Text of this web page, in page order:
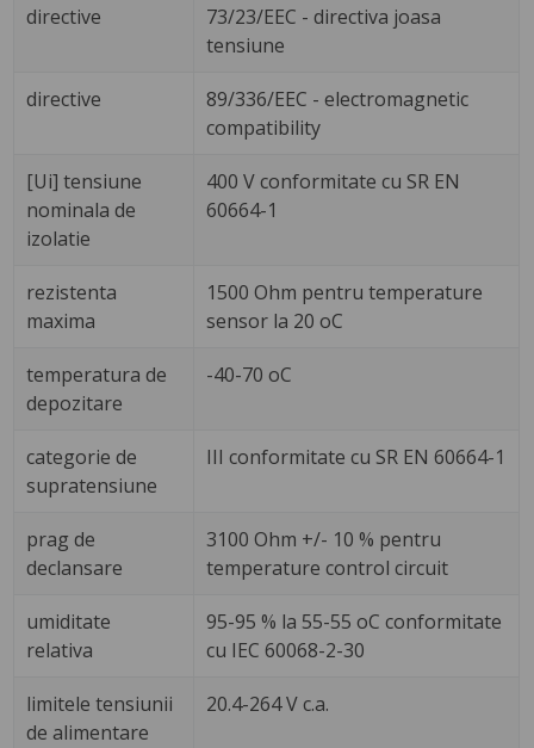
directive
73/23/EEC - directiva joasa
tensiune
directive
89/336/EEC - electromagnetic
compatibility
[Ui] tensiune
nominala de
izolatie
400 V conformitate cu SR EN
60664-1
rezistenta
maxima
1500 Ohm pentru temperature
sensor la 20 oC
temperatura de
depozitare
-40-70 oC
categorie de
supratensiune
III conformitate cu SR EN 60664-1
prag de
declansare
3100 Ohm +/- 10 % pentru
temperature control circuit
umiditate
relativa
95-95 % la 55-55 oC conformitate
cu IEC 60068-2-30
limitele tensiunii
de alimentare
20.4-264 V c.a.